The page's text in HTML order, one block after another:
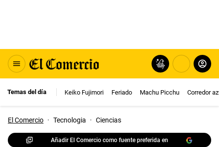
Temas del día Keiko Fujimori Feriado Machu Picchu Corredor
El Comercio · Tecnologia · Ciencias
Añadir El Comercio como fuente preferida en